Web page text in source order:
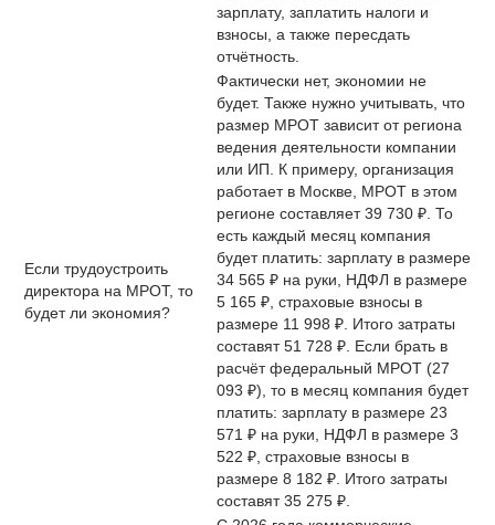
зарплату, заплатить налоги и
взносы, а также пересдать
отчётность.
Если трудоустроить
директора на МРОТ, то
будет ли экономия?
Фактически нет, экономии не
будет. Также нужно учитывать, что
размер МРОТ зависит от региона
ведения деятельности компании
или ИП. К примеру, организация
работает в Москве, МРОТ в этом
регионе составляет 39 730 ₽. То
есть каждый месяц компания
будет платить: зарплату в размере
34 565 ₽ на руки, НДФЛ в размере
5 165 ₽, страховые взносы в
размере 11 998 ₽. Итого затраты
составят 51 728 ₽. Если брать в
расчёт федеральный МРОТ (27
093 ₽), то в месяц компания будет
платить: зарплату в размере 23
571 ₽ на руки, НДФЛ в размере 3
522 ₽, страховые взносы в
размере 8 182 ₽. Итого затраты
составят 35 275 ₽.